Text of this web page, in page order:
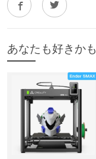
あなたも好きかも